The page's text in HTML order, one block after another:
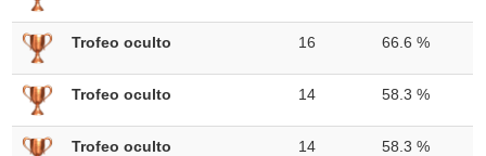
Trofeo oculto 16 66.6 %
Trofeo oculto 14 58.3 %
Trofeo oculto 14 58.3 %